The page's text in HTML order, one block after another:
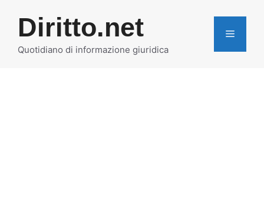
contenuto
Diritto.net
Quotidiano di informazione giuridica
MENU